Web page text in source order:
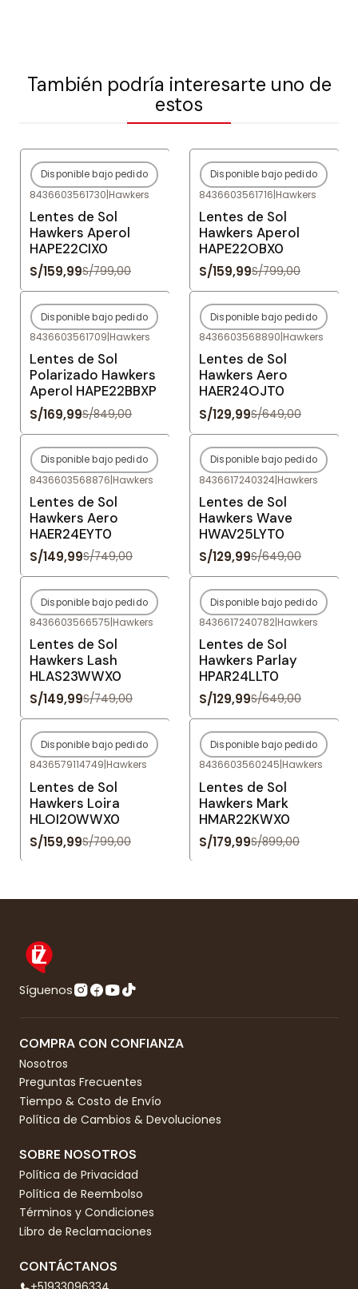
También podría interesarte uno de
estos
-80%OFF
Agotado
Disponible bajo pedido
8436603561730|Hawkers
Lentes de Sol
Hawkers Aperol
HAPE22CIX0
S/159,99S/799,00
-80%OFF
Agotado
Disponible bajo pedido
8436603561716|Hawkers
Lentes de Sol
Hawkers Aperol
HAPE22OBX0
S/159,99S/799,00
-80%OFF
Agotado
Disponible bajo pedido
8436603561709|Hawkers
Lentes de Sol
Polarizado Hawkers
Aperol HAPE22BBXP
S/169,99S/849,00
-80%OFF
Agotado
Disponible bajo pedido
8436603568890|Hawkers
Lentes de Sol
Hawkers Aero
HAER24OJT0
S/129,99S/649,00
-80%OFF
Agotado
Disponible bajo pedido
8436603568876|Hawkers
Lentes de Sol
Hawkers Aero
HAER24EYT0
S/149,99S/749,00
-80%OFF
Agotado
Disponible bajo pedido
8436617240324|Hawkers
Lentes de Sol
Hawkers Wave
HWAV25LYT0
S/129,99S/649,00
-80%OFF
Agotado
Disponible bajo pedido
8436603566575|Hawkers
Lentes de Sol
Hawkers Lash
HLAS23WWX0
S/149,99S/749,00
-80%OFF
Agotado
Disponible bajo pedido
8436617240782|Hawkers
Lentes de Sol
Hawkers Parlay
HPAR24LLT0
S/129,99S/649,00
-80%OFF
Agotado
Disponible bajo pedido
8436579114749|Hawkers
Lentes de Sol
Hawkers Loira
HLOI20WWX0
S/159,99S/799,00
-80%OFF
Agotado
Disponible bajo pedido
8436603560245|Hawkers
Lentes de Sol
Hawkers Mark
HMAR22KWX0
S/179,99S/899,00
Síguenos
COMPRA CON CONFIANZA
Nosotros
Preguntas Frecuentes
Tiempo & Costo de Envío
Política de Cambios & Devoluciones
SOBRE NOSOTROS
Política de Privacidad
Política de Reembolso
Términos y Condiciones
Libro de Reclamaciones
CONTÁCTANOS